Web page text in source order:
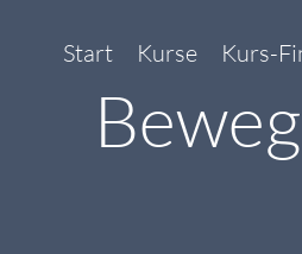
Start Kurse Kurs-